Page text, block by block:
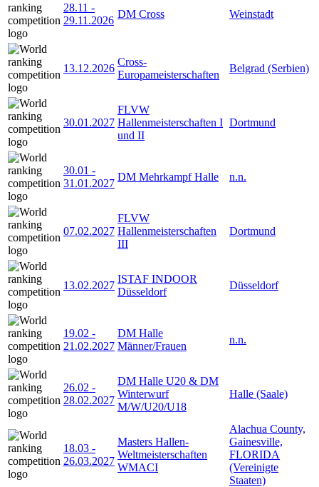
28.11 -
29.11.2026
DM Cross Weinstadt
13.12.2026
Cross-
Europameisterschaften
Belgrad (Serbien)
30.01.2027
FLVW
Hallenmeisterschaften I
und II
Dortmund
30.01 -
31.01.2027
DM Mehrkampf Halle n.n.
07.02.2027
FLVW
Hallenmeisterschaften
III
Dortmund
13.02.2027
ISTAF INDOOR
Düsseldorf
Düsseldorf
19.02 -
21.02.2027
DM Halle
Männer/Frauen
n.n.
26.02 -
28.02.2027
DM Halle U20 & DM
Winterwurf
M/W/U20/U18
Halle (Saale)
18.03 -
26.03.2027
Masters Hallen-
Weltmeisterschaften
WMACI
Alachua County,
Gainesville,
FLORIDA
(Vereinigte
Staaten)